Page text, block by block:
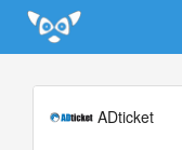
Update cookies preferences
ADticket